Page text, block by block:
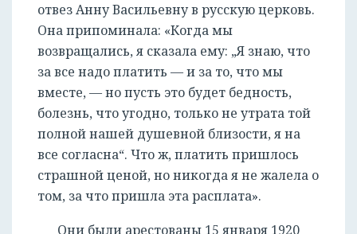
отвез Анну Васильевну в русскую церковь.
Она припоминала: «Когда мы
возвращались, я сказала ему: „Я знаю, что
за все надо платить — и за то, что мы
вместе, — но пусть это будет бедность,
болезнь, что угодно, только не утрата той
полной нашей душевной близости, я на
все согласна“. Что ж, платить пришлось
страшной ценой, но никогда я не жалела о
том, за что пришла эта расплата».
Они были арестованы 15 января 1920